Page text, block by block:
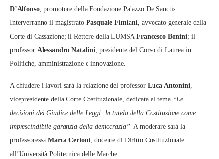
D’Alfonso, promotore della Fondazione Palazzo De Sanctis.
Interverranno il magistrato Pasquale Fimiani, avvocato generale della
Corte di Cassazione; il Rettore della LUMSA Francesco Bonini; il
professor Alessandro Natalini, presidente del Corso di Laurea in
Politiche, amministrazione e innovazione.
A chiudere i lavori sarà la relazione del professor Luca Antonini,
vicepresidente della Corte Costituzionale, dedicata al tema “Le
decisioni del Giudice delle Leggi: la tutela della Costituzione come
imprescindibile garanzia della democrazia”. A moderare sarà la
professoressa Marta Cerioni, docente di Diritto Costituzionale
all’Università Politecnica delle Marche.